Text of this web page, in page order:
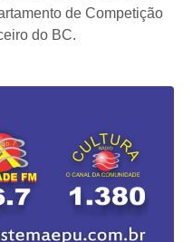
de Competição
do BC.